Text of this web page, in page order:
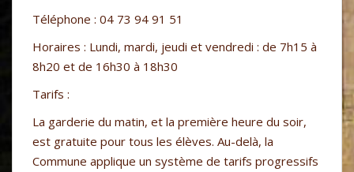
Téléphone : 04 73 94 91 51
Horaires : Lundi, mardi, jeudi et vendredi : de 7h15 à
8h20 et de 16h30 à 18h30
Tarifs :
La garderie du matin, et la première heure du soir,
est gratuite pour tous les élèves. Au-delà, la
Commune applique un système de tarifs progressifs